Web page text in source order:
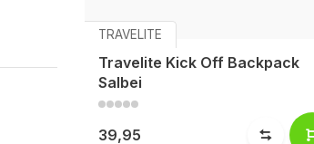
TRAVELITE
Travelite Kick Off Backpack
Salbei
39,95